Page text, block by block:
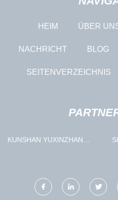
HEIM ÜBER
NACHRICHT BLOG
SEITENVERZEICHNIS
KUNSHAN YUXINZHAN